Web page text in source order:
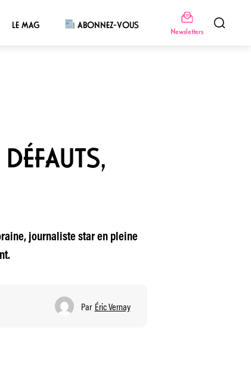
LE MAG ABONNEZ-VOUS
Newsletters
journaliste star en pleine
Par Éric Vernay